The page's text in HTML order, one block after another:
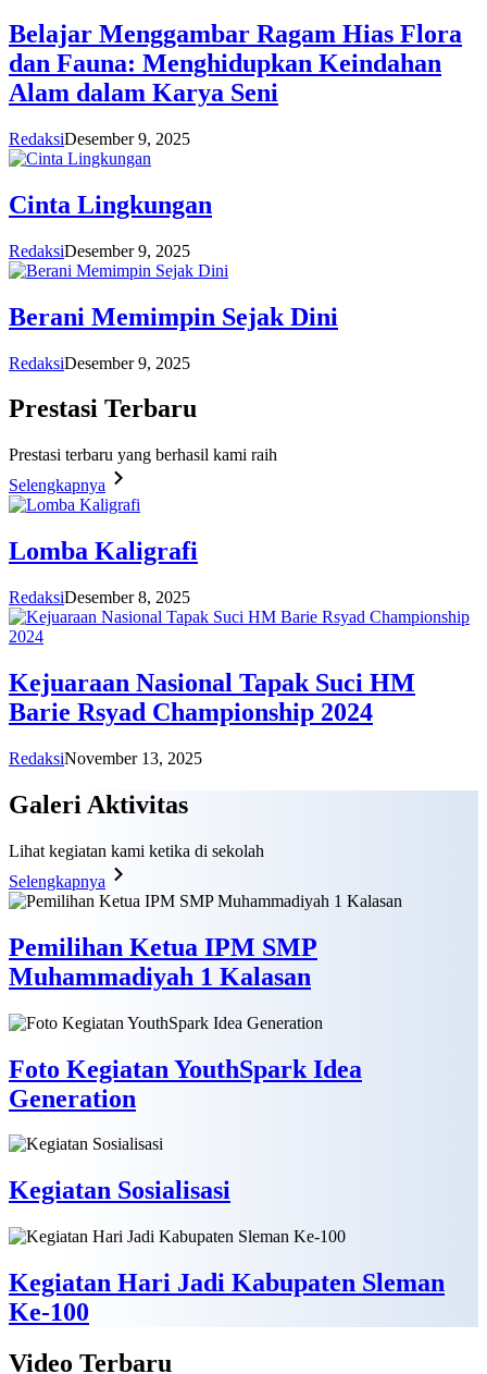
Belajar Menggambar Ragam Hias Flora
dan Fauna: Menghidupkan Keindahan
Alam dalam Karya Seni
RedaksiDesember 9, 2025
Cinta Lingkungan
RedaksiDesember 9, 2025
Berani Memimpin Sejak Dini
RedaksiDesember 9, 2025
Prestasi Terbaru
Prestasi terbaru yang berhasil kami raih
Selengkapnya
Lomba Kaligrafi
RedaksiDesember 8, 2025
Kejuaraan Nasional Tapak Suci HM
Barie Rsyad Championship 2024
RedaksiNovember 13, 2025
Galeri Aktivitas
Lihat kegiatan kami ketika di sekolah
Selengkapnya
Pemilihan Ketua IPM SMP
Muhammadiyah 1 Kalasan
Foto Kegiatan YouthSpark Idea
Generation
Kegiatan Sosialisasi
Kegiatan Hari Jadi Kabupaten Sleman
Ke-100
Video Terbaru